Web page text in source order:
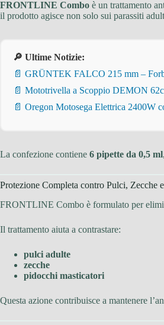
FRONTLINE Combo è un trattamento
il prodotto agisce non solo sui parassiti
🔎 Ultime Notizie:
📄 GRÜNTEK FALCO 215 mm –
📄 Mototrivella a Scoppio DEMON
📄 Oregon Motosega Elettrica 2400W
La confezione contiene 6 pipette da 0,5 ml
Protezione Completa contro Pulci, Zecche
FRONTLINE Combo è formulato per
Il trattamento aiuta a contrastare:
pulci adulte
zecche
pidocchi masticatori
Questa azione contribuisce a mantenere